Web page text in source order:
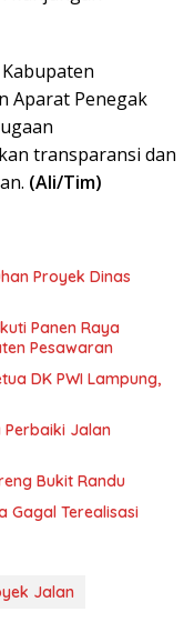
Aparat Penegak
transparansi dan
(Ali/Tim)
Proyek Dinas
Panen Raya
Pesawaran
DK PWI Lampung,
Jalan
Bukit Randu
Gagal Terealisasi
Jalan